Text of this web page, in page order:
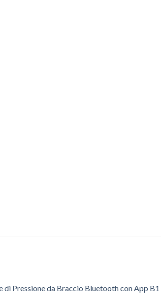
di Pressione da Braccio Bluetooth con App B1